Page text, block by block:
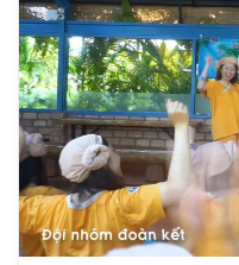
⏩ combo trọn vẹn
❤ Bye bye “đường
khoẻ mà không thiếu
? Khu nghỉ dưỡng 1-